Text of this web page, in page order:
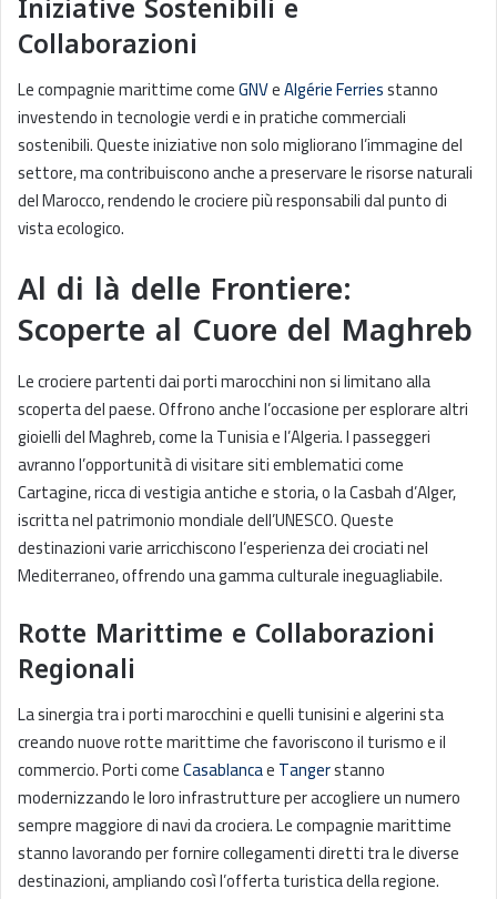
Collaborazioni
Le compagnie marittime comeGNVeAlgérie Ferriesstanno
investendo in tecnologie verdi e in pratiche commerciali
sostenibili. Queste iniziative non solo migliorano l’immagine del
settore, ma contribuiscono anche a preservare le risorse naturali
del Marocco, rendendo le crociere più responsabili dal punto di
vista ecologico.
Al di là delle Frontiere:
Scoperte al Cuore del Maghreb
Le crociere partenti dai porti marocchini non si limitano alla
scoperta del paese. Offrono anche l’occasione per esplorare altri
gioielli del Maghreb, come la Tunisia e l’Algeria. I passeggeri
avranno l’opportunità di visitare siti emblematici come
Cartagine, ricca di vestigia antiche e storia, o la Casbah d’Alger,
iscritta nel patrimonio mondiale dell’UNESCO. Queste
destinazioni varie arricchiscono l’esperienza dei crociati nel
Mediterraneo, offrendo una gamma culturale ineguagliabile.
Rotte Marittime e Collaborazioni
Regionali
La sinergia tra i porti marocchini e quelli tunisini e algerini sta
creando nuove rotte marittime che favoriscono il turismo e il
commercio. Porti comeCasablancaeTangerstanno
modernizzando le loro infrastrutture per accogliere un numero
sempre maggiore di navi da crociera. Le compagnie marittime
stanno lavorando per fornire collegamenti diretti tra le diverse
destinazioni, ampliando così l’offerta turistica della regione.